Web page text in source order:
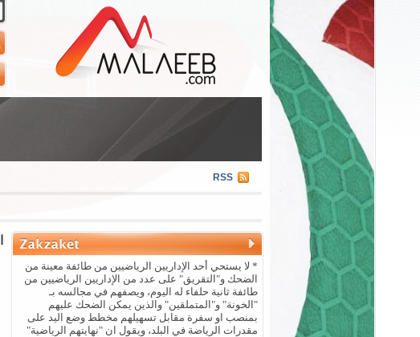
RSS
* لا يستحي أحد الإداريين الرياضيين من طائفة معينة من
الضحك و"التقريق" على عدد من الإداريين الرياضيين من
طائفة ثانية حلفاء له اليوم، ويصفهم في مجالسه بـ
"الخونة" و"المتملقين" والذين يمكن الضحك عليهم
بمنصب او سفرة مقابل تسهيلهم مخطط وضع اليد على
مقدرات الرياضة في البلد، ويقول ان "نهايتهم الرياضية"